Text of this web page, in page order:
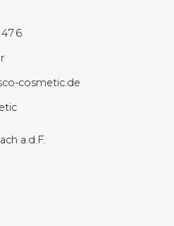
cosmetic.de
a.d.F.